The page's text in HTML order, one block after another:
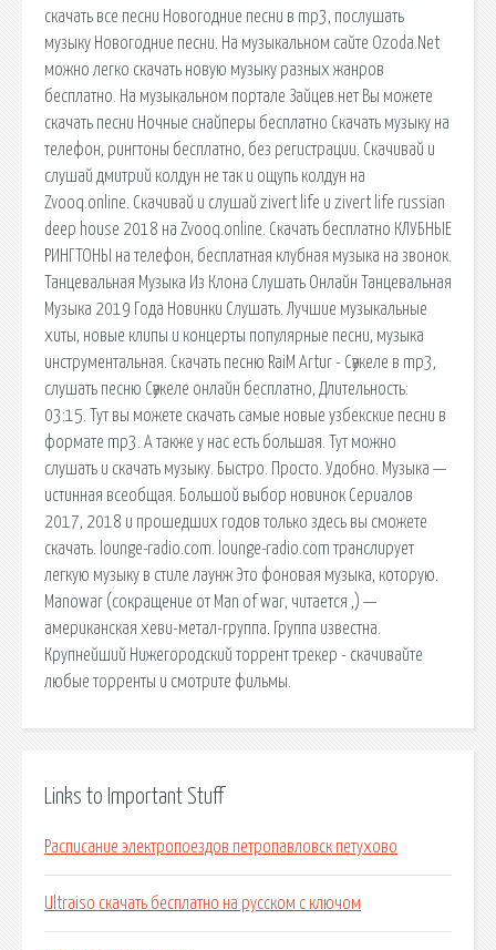
скачать все песни Новогодние песни в mp3, послушать
музыку Новогодние песни. На музыкальном сайте Ozoda.Net
можно легко скачать новую музыку разных жанров
бесплатно. На музыкальном портале Зайцев.нет Вы можете
скачать песни Ночные cнайперы бесплатно Скачать музыку на
телефон, рингтоны бесплатно, без регистрации. Скачивай и
слушай дмитрий колдун не так и ощупь колдун на
Zvooq.online. Скачивай и слушай zivert life и zivert life russian
deep house 2018 на Zvooq.online. Скачать бесплатно КЛУБНЫЕ
РИНГТОНЫ на телефон, бесплатная клубная музыка на звонок.
Танцевальная Музыка Из Клона Слушать Онлайн Танцевальная
Музыка 2019 Года Новинки Слушать. Лучшие музыкальные
хиты, новые клипы и концерты популярные песни, музыка
инструментальная. Скачать песню RaiM Artur - Сәукеле в mp3,
слушать песню Сәукеле онлайн бесплатно, Длительность:
03:15. Тут вы можете скачать самые новые узбекские песни в
формате mp3. А также у нас есть большая. Тут можно
слушать и скачать музыку. Быстро. Просто. Удобно. Музыка —
истинная всеобщая. Большой выбор новинок Сериалов
2017, 2018 и прошедших годов только здесь вы сможете
скачать. lounge-radio.com. lounge-radio.com транслирует
легкую музыку в стиле лаунж Это фоновая музыка, которую.
Manowar (сокращение от Man of war, читается ,) —
американская хеви-метал-группа. Группа известна.
Крупнейший Нижегородский торрент трекер - скачивайте
любые торренты и смотрите фильмы.
Links to Important Stuff
Расписание электропоездов петропавловск петухово
Ultraiso скачать бесплатно на русском с ключом